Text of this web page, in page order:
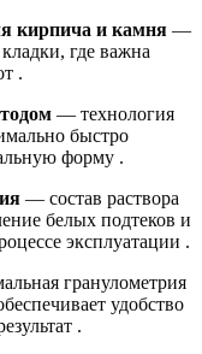
кирпича и камня —
где важна
.
— технология
быстро
форму .
— состав раствора
белых подтеков и
эксплуатации .
гранулометрия
удобство
.